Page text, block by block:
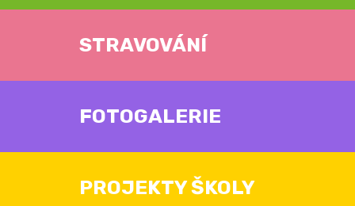
STRAVOVÁNÍ
FOTOGALERIE
PROJEKTY ŠKOLY